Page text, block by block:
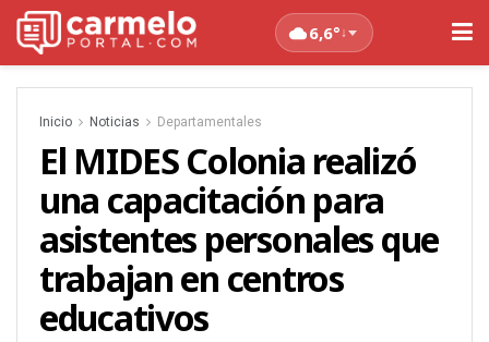
6,6°↓
Inicio Noticias Departamentales
El MIDES Colonia realizó
una capacitación para
asistentes personales que
trabajan en centros
educativos